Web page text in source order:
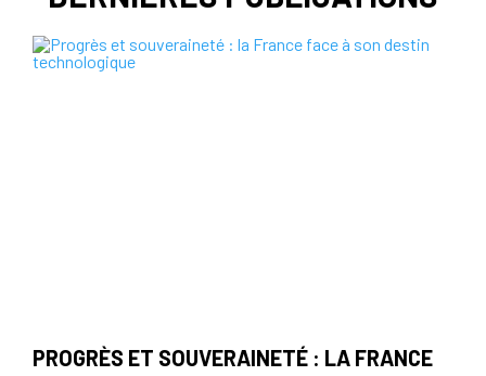
PROGRÈS ET SOUVERAINETÉ : LA FRANCE